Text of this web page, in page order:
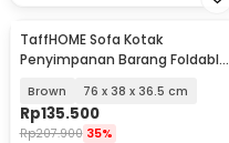
TaffHOME Sofa Kotak
Penyimpanan Barang Foldable
Brown 76 x 38 x 36.5 cm
Rp135.500
Rp207.900 35%